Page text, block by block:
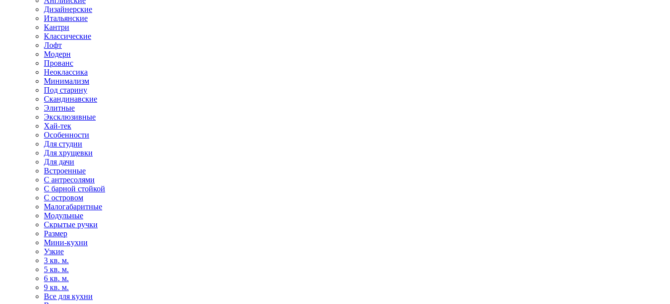
Дизайнерские
Итальянские
Кантри
Классические
Лофт
Модерн
Прованс
Неоклассика
Минимализм
Под старину
Скандинавские
Элитные
Эксклюзивные
Хай-тек
Особенности
Для студии
Для хрущевки
Для дачи
Встроенные
С антресолями
С барной стойкой
С островом
Малогабаритные
Модульные
Скрытые ручки
Размер
Мини-кухни
Узкие
3 кв. м.
5 кв. м.
6 кв. м.
9 кв. м.
Все для кухни